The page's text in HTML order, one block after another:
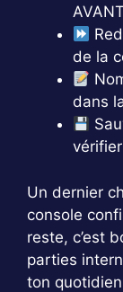
de la
dans
Un dernier
console
reste, c’est
parties
ton